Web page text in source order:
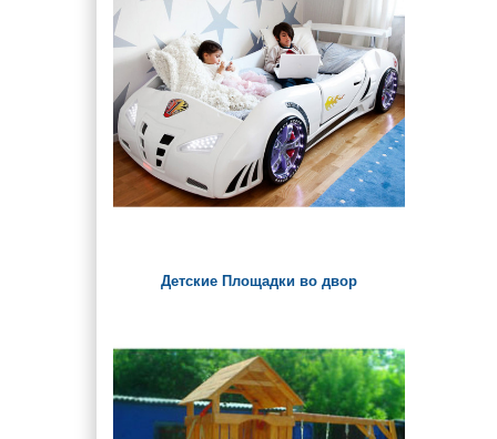
Детские Площадки во двор